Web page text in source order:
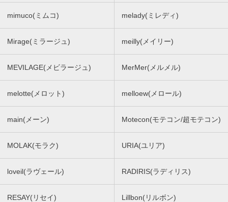
mimuco(ミムコ) melady(ミレディ)
Mirage(ミラージュ) meilly(メイリー)
MEVILAGE(メビラージュ) MerMer(メルメル)
melotte(メロット) melloew(メロール)
main(メーン) Motecon(モテコン/超モテコン)
MOLAK(モラク) URIA(ユリア)
loveil(ラヴェール) RADIRIS(ラディリス)
RESAY(リセイ) Lillbon(リルボン)